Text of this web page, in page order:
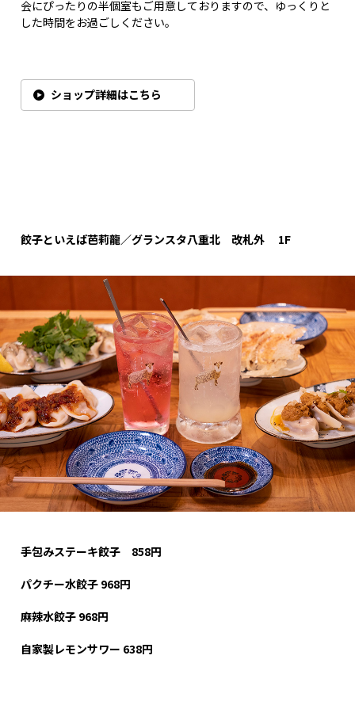
会にぴったりの半個室もご用意しておりますので、ゆっくりと
した時間をお過ごしください。
ショップ詳細はこちら
餃子といえば芭莉龍／グランスタ八重北 改札外 1F
手包みステーキ餃子 858円
パクチー水餃子 968円
麻辣水餃子 968円
自家製レモンサワー 638円